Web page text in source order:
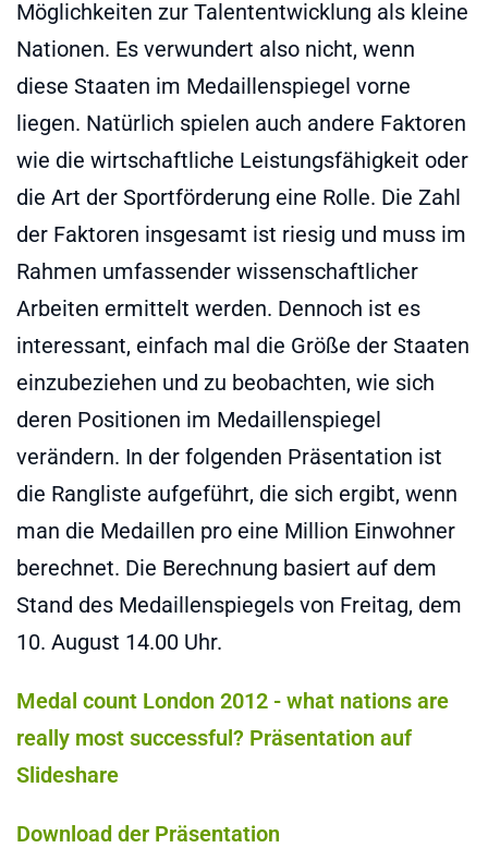
Möglichkeiten zur Talententwicklung als kleine
Nationen. Es verwundert also nicht, wenn
diese Staaten im Medaillenspiegel vorne
liegen. Natürlich spielen auch andere Faktoren
wie die wirtschaftliche Leistungsfähigkeit oder
die Art der Sportförderung eine Rolle. Die Zahl
der Faktoren insgesamt ist riesig und muss im
Rahmen umfassender wissenschaftlicher
Arbeiten ermittelt werden. Dennoch ist es
interessant, einfach mal die Größe der Staaten
einzubeziehen und zu beobachten, wie sich
deren Positionen im Medaillenspiegel
verändern. In der folgenden Präsentation ist
die Rangliste aufgeführt, die sich ergibt, wenn
man die Medaillen pro eine Million Einwohner
berechnet. Die Berechnung basiert auf dem
Stand des Medaillenspiegels von Freitag, dem
10. August 14.00 Uhr.
Medal count London 2012 - what nations are
really most successful? Präsentation auf
Slideshare
Download der Präsentation